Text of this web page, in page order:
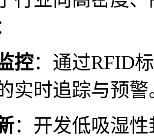
控：通过RFID
实时追踪与预警
：开发低吸湿